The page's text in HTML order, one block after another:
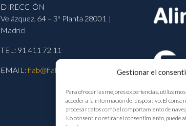
Gestionar el
Para ofrecer las mejores experiencias,
acceder a la información del dispositivo. El
procesar datos como el comportamiento de
No consentir o retirar el consentimiento, puede
DIRECCIÓN
Velázquez, 64 – 3ª Planta 28001 |
Madrid
TEL: 91 411 72 11
EMAIL:fiab@fiab.es